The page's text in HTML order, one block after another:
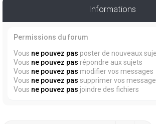
Informations
Permissions du forum
Vous ne pouvez pas poster de nouveaux
Vous ne pouvez pas répondre aux sujets
Vous ne pouvez pas modifier vos messages
Vous ne pouvez pas supprimer vos
Vous ne pouvez pas joindre des fichiers